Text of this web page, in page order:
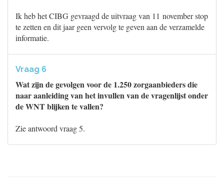
Ik heb het CIBG gevraagd de uitvraag van 11 november stop
te zetten en dit jaar geen vervolg te geven aan de verzamelde
informatie.
Vraag 6
Wat zijn de gevolgen voor de 1.250 zorgaanbieders die
naar aanleiding van het invullen van de vragenlijst onder
de WNT blijken te vallen?
Zie antwoord vraag 5.